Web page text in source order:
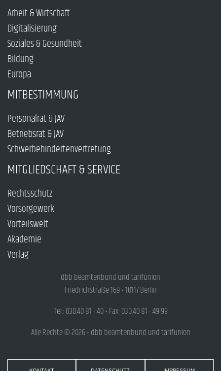
Arbeit & Wirtschaft
Digitalisierung
Soziales & Gesundheit
Bildung
Europa
MITBESTIMMUNG
Personalrat & JAV
Betriebsrat & JAV
Schwerbehindertenvertretung
MITGLIEDSCHAFT & SERVICE
Rechtsschutz
Vorsorgewerk
Vorteilswelt
Akademie
Verlag
dbb beamtenbund und tarifunion
Friedrichstraße 169 • 10117 Berlin
Tel.: 030.40 81 - 40 • Fax: 030.40 81 - 49 99
Alle Rechte © 2026 • dbb beamtenbund und tarifunion